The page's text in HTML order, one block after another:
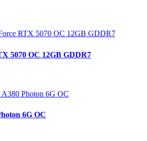
5070 OC 12GB GDDR7
6G OC